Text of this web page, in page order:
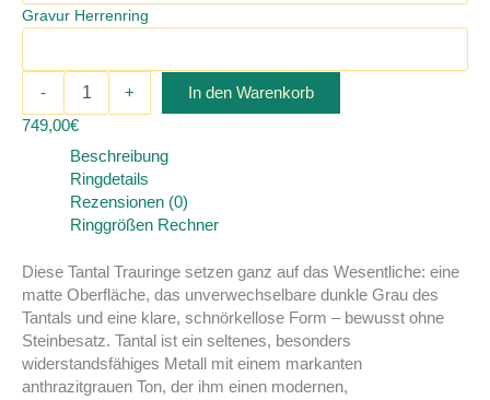
Gravur Herrenring
-
Trauringe
-
Stein
Menge
+
In den Warenkorb
749,00€
Beschreibung
Ringdetails
Rezensionen (0)
Ringgrößen Rechner
Diese Tantal Trauringe setzen ganz auf das Wesentliche: eine
matte Oberfläche, das unverwechselbare dunkle Grau des
Tantals und eine klare, schnörkellose Form – bewusst ohne
Steinbesatz. Tantal ist ein seltenes, besonders
widerstandsfähiges Metall mit einem markanten
anthrazitgrauen Ton, der ihm einen modernen,